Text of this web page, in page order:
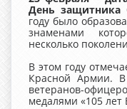
День защитника
году было
знаменами
несколько
В этом году
Красной Армии.
ветеранов-
медалями «105